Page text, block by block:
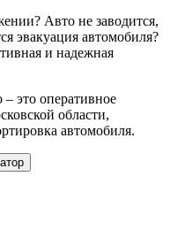
Авто не заводится,
эвакуация автомобиля?
и надежная
это оперативное
области,
автомобиля.